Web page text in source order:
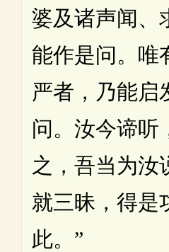
婆及诸声闻、
能作是问。唯
严者，乃能启
问。汝今谛听
之，吾当为汝
就三昧，得是
此。”